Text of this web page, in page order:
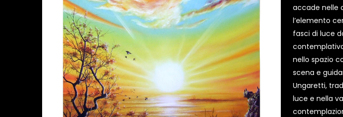
accade nelle
l’elemento
fasci di luce
nello spazio
scena e
Ungaretti,
luce e nella